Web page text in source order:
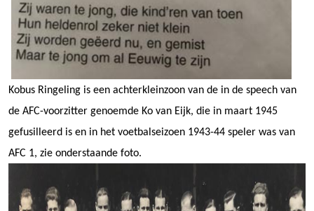
Kobus Ringeling is een achterkleinzoon van de in de speech van
de AFC-voorzitter genoemde Ko van Eijk, die in maart 1945
gefusilleerd is en in het voetbalseizoen 1943-44 speler was van
AFC 1, zie onderstaande foto.